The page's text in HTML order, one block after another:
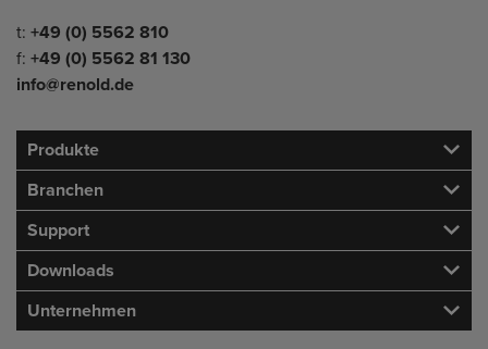
Telefon/Fax
t: +49 (0) 5562 810
f: +49 (0) 5562 81 130
info@renold.de
Produkte
Branchen
Support
Downloads
Unternehmen